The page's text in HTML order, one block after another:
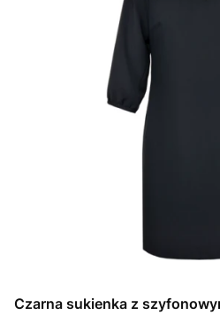
Czarna sukienka z